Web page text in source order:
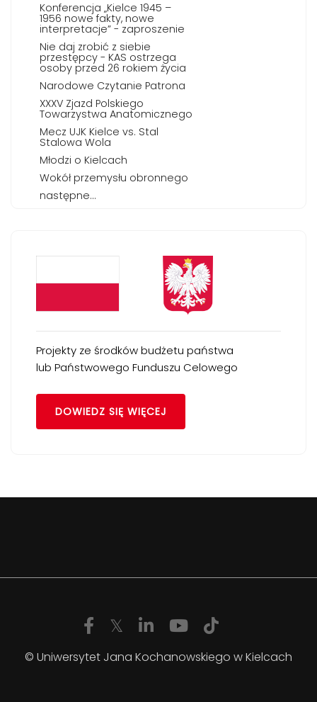
Konferencja „Kielce 1945 –
1956 nowe fakty, nowe
interpretacje” - zaproszenie
Nie daj zrobić z siebie
przestępcy - KAS ostrzega
osoby przed 26 rokiem życia
Narodowe Czytanie Patrona
XXXV Zjazd Polskiego
Towarzystwa Anatomicznego
Mecz UJK Kielce vs. Stal
Stalowa Wola
Młodzi o Kielcach
Wokół przemysłu obronnego
następne...
Projekty ze środków budżetu państwa
lub Państwowego Funduszu Celowego
DOWIEDZ SIĘ WIĘCEJ
© Uniwersytet Jana Kochanowskiego w Kielcach